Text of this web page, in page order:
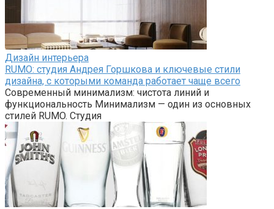
Дизайн интерьера
RUMO: студия Андрея Горшкова и ключевые стили
дизайна, с которыми команда работает чаще всего
Современный минимализм: чистота линий и
функциональность Минимализм — один из основных
стилей RUMO. Студия